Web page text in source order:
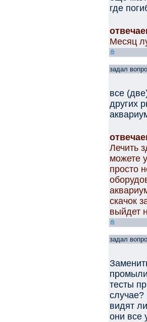
где
Месяц
задал
все
других
Лечить
можете
просто
скачок
выйдет
задал
тесты
случае?
видят
они все